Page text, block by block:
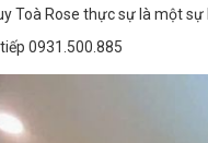
Toà Rose thực sự là một
0931.500.885